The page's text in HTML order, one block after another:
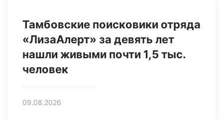
Тамбовские поисковики отряда
«ЛизаАлерт» за девять лет
нашли живыми почти 1,5 тыс.
человек
09.08.2026